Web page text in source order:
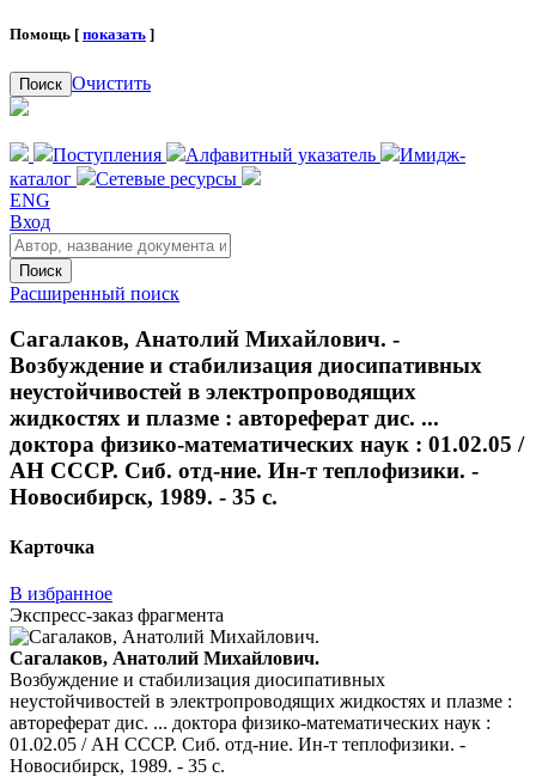
Помощь [ показать ]
Поиск Очистить
Поступления Алфавитный указатель
Имидж-
каталог
Сетевые ресурсы
ENG
Вход
Поиск
Расширенный поиск
Сагалаков, Анатолий Михайлович. -
Возбуждение и стабилизация диосипативных
неустойчивостей в электропроводящих
жидкостях и плазме : автореферат дис. ...
доктора физико-математических наук : 01.02.05 /
АН СССР. Сиб. отд-ние. Ин-т теплофизики. -
Новосибирск, 1989. - 35 с.
Карточка
В избранное
Экспресс-заказ фрагмента
Сагалаков, Анатолий Михайлович.
Возбуждение и стабилизация диосипативных
неустойчивостей в электропроводящих жидкостях и плазме :
автореферат дис. ... доктора физико-математических наук :
01.02.05 / АН СССР. Сиб. отд-ние. Ин-т теплофизики. -
Новосибирск, 1989. - 35 с.